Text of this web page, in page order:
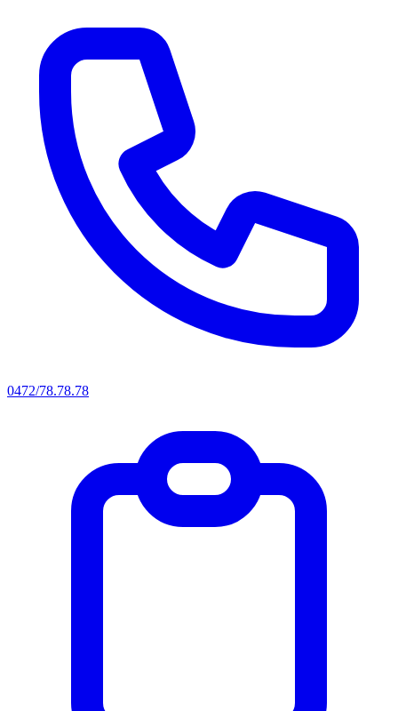
0472/78.78.78